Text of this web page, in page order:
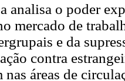
analisa o poder
mercado de
e da
contra
nas áreas de